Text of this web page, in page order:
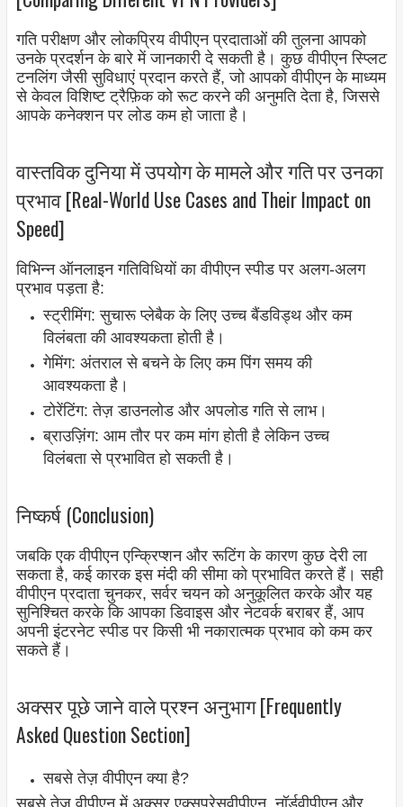
गति परीक्षण और लोकप्रिय वीपीएन प्रदाताओं की तुलना आपको
उनके प्रदर्शन के बारे में जानकारी दे सकती है। कुछ वीपीएन स्प्लिट
टनलिंग जैसी सुविधाएं प्रदान करते हैं, जो आपको वीपीएन के माध्यम
से केवल विशिष्ट ट्रैफ़िक को रूट करने की अनुमति देता है, जिससे
आपके कनेक्शन पर लोड कम हो जाता है।
वास्तविक दुनिया में उपयोग के मामले और गति पर उनका
प्रभाव [Real-World Use Cases and Their Impact on
Speed]
विभिन्न ऑनलाइन गतिविधियों का वीपीएन स्पीड पर अलग-अलग
प्रभाव पड़ता है:
स्ट्रीमिंग: सुचारू प्लेबैक के लिए उच्च बैंडविड्थ और कम
विलंबता की आवश्यकता होती है।
गेमिंग: अंतराल से बचने के लिए कम पिंग समय की
आवश्यकता है।
टोरेंटिंग: तेज़ डाउनलोड और अपलोड गति से लाभ।
ब्राउज़िंग: आम तौर पर कम मांग होती है लेकिन उच्च
विलंबता से प्रभावित हो सकती है।
निष्कर्ष (Conclusion)
जबकि एक वीपीएन एन्क्रिप्शन और रूटिंग के कारण कुछ देरी ला
सकता है, कई कारक इस मंदी की सीमा को प्रभावित करते हैं। सही
वीपीएन प्रदाता चुनकर, सर्वर चयन को अनुकूलित करके और यह
सुनिश्चित करके कि आपका डिवाइस और नेटवर्क बराबर हैं, आप
अपनी इंटरनेट स्पीड पर किसी भी नकारात्मक प्रभाव को कम कर
सकते हैं।
अक्सर पूछे जाने वाले प्रश्न अनुभाग [Frequently
Asked Question Section]
सबसे तेज़ वीपीएन क्या है?